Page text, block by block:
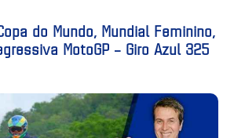
do Mundo, Mundial Feminino,
MotoGP – Giro Azul 325